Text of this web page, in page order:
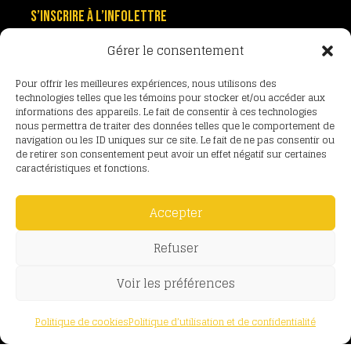
Gérer le consentement
Pour offrir les meilleures expériences, nous utilisons des
technologies telles que les témoins pour stocker et/ou accéder aux
informations des appareils. Le fait de consentir à ces technologies
nous permettra de traiter des données telles que le comportement de
navigation ou les ID uniques sur ce site. Le fait de ne pas consentir ou
de retirer son consentement peut avoir un effet négatif sur certaines
caractéristiques et fonctions.
Accepter
Refuser
Voir les préférences
Politique de cookiesPolitique d’utilisation et de confidentialité
S’INSCRIRE À L’INFOLETTRE
DEVENEZ MEMBRE
Politique de confidentialité
Nétiquette• Copyright ©2025